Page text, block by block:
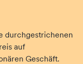
durchgestrichenen
auf
Geschäft.